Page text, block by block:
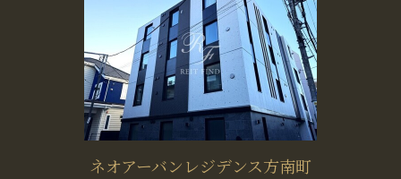
ネオアーバンレジデンス方南町